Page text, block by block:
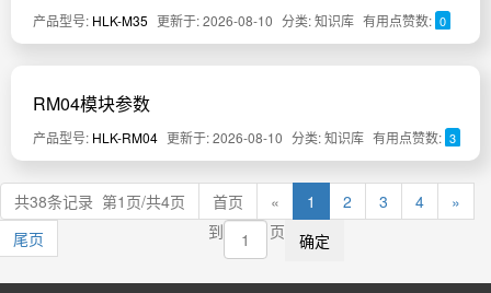
产品型号: HLK-M35 更新于: 2026-08-10 分类: 知识库 有用点赞数: 0
RM04模块参数
产品型号: HLK-RM04 更新于: 2026-08-10 分类: 知识库 有用点赞数: 3
共38条记录 第1页/共4页 首页 « 1 2 3 4
»
尾页
到 页